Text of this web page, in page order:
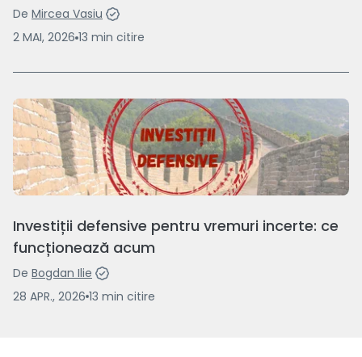
De Mircea Vasiu
2 MAI, 2026 13 min citire
Investiții defensive pentru vremuri incerte: ce
funcționează acum
De Bogdan Ilie
28 APR., 2026 13 min citire